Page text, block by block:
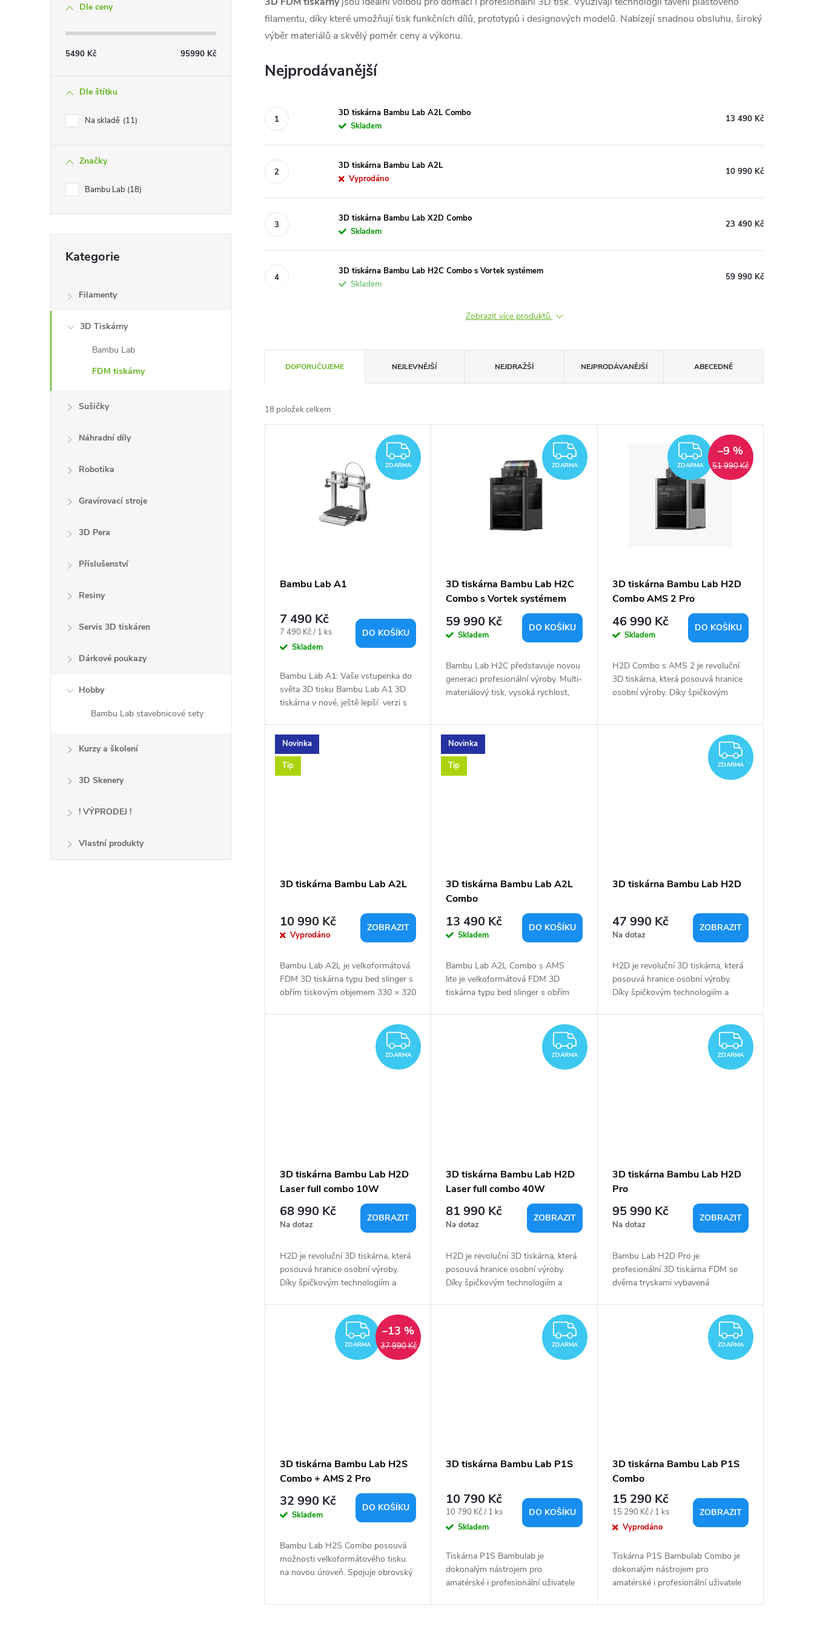
p
Dle ceny
5490 Kč 95990 Kč
Dle štítku
Na skladě 11
Značky
Bambu Lab 18
kategorie
Kategorie
Filamenty
3D Tiskárny
Bambu Lab
FDM tiskárny
Sušičky
Náhradní díly
Robotika
Gravírovací stroje
3D Pera
Příslušenství
Resiny
Servis 3D tiskáren
Dárkové poukazy
Hobby
Bambu Lab stavebnicové sety
Kurzy a školení
3D Skenery
! VÝPRODEJ !
Vlastní produkty
filamentu, díky které umožňují tisk funkčních dílů, prototypů i designových modelů. Nabízejí snadnou obsluhu, široký
výběr materiálů a skvělý poměr ceny a výkonu.
Nejprodávanější
3D tiskárna Bambu Lab A2L Combo
Skladem
13 490 Kč
3D tiskárna Bambu Lab A2L
Vyprodáno
10 990 Kč
3D tiskárna Bambu Lab X2D Combo
Skladem
23 490 Kč
3D tiskárna Bambu Lab H2C Combo s Vortek systémem
Skladem
59 990 Kč
Zobrazit více produktů
a
z
t
ů
DOPORUČUJEME NEJLEVNĚJŠÍ NEJDRAŽŠÍ NEJPRODÁVANĚJŠÍ ABECEDNĚ
18 položek celkem
k
ZDARMA
ZDARMA
Bambu Lab A1
7 490 Kč
Měrná
cena:
7 490 Kč / 1 ks
Skladem
DO KOŠÍKU
Bambu Lab A1: Vaše vstupenka do
světa 3D tisku Bambu Lab A1 3D
tiskárna v nové, ještě lepší verzi s
dostupná...
ZDARMA
ZDARMA
3D tiskárna Bambu Lab H2C
Combo s Vortek systémem
59 990 Kč
Skladem
DO KOŠÍKU
Bambu Lab H2C představuje novou
generaci profesionální výroby. Multi-
materiálový tisk, vysoká rychlost,
generace tiskáren...
ZDARMA
ZDARMA 51 990 Kč
–9 %
3D tiskárna Bambu Lab H2D
Combo AMS 2 Pro
46 990 Kč
Skladem
DO KOŠÍKU
H2D Combo s AMS 2 je revoluční
3D tiskárna, která posouvá hranice
osobní výroby. Díky špičkovým
Novinka
Tip
3D tiskárna Bambu Lab A2L
10 990 Kč
Vyprodáno
ZOBRAZIT
Bambu Lab A2L je velkoformátová
FDM 3D tiskárna typu bed slinger s
obřím tiskovým objemem 330 × 320
Novinka
Tip
3D tiskárna Bambu Lab A2L
Combo
13 490 Kč
Skladem
DO KOŠÍKU
Bambu Lab A2L Combo s AMS
lite je velkoformátová FDM 3D
tiskárna typu bed slinger s obřím
ZDARMA
3D tiskárna Bambu Lab H2D
47 990 Kč
Na dotaz
ZOBRAZIT
H2D je revoluční 3D tiskárna, která
posouvá hranice osobní výroby.
Díky špičkovým technologiím a
ZDARMA
ZDARMA
3D tiskárna Bambu Lab H2D
Laser full combo 10W
68 990 Kč
Na dotaz
ZOBRAZIT
H2D je revoluční 3D tiskárna, která
posouvá hranice osobní výroby.
Díky špičkovým technologiím a
ZDARMA
ZDARMA
3D tiskárna Bambu Lab H2D
Laser full combo 40W
81 990 Kč
Na dotaz
ZOBRAZIT
H2D je revoluční 3D tiskárna, která
posouvá hranice osobní výroby.
Díky špičkovým technologiím a
ZDARMA
3D tiskárna Bambu Lab H2D
Pro
95 990 Kč
Na dotaz
ZOBRAZIT
Bambu Lab H2D Pro je
profesionální 3D tiskárna FDM se
dvěma tryskami vybavená
ZDARMA
ZDARMA 37 990 Kč
–13 %
3D tiskárna Bambu Lab H2S
Combo + AMS 2 Pro
32 990 Kč
Skladem
DO KOŠÍKU
Bambu Lab H2S Combo posouvá
možnosti velkoformátového tisku
na novou úroveň. Spojuje obrovský
ZDARMA
ZDARMA
3D tiskárna Bambu Lab P1S
10 790 Kč
Měrná
cena:
10 790 Kč / 1 ks
Skladem
DO KOŠÍKU
Tiskárna P1S Bambulab je
dokonalým nástrojem pro
amatérské i profesionální uživatele
ZDARMA
3D tiskárna Bambu Lab P1S
Combo
15 290 Kč
Měrná
cena:
15 290 Kč / 1 ks
Vyprodáno
ZOBRAZIT
Tiskárna P1S Bambulab Combo je
dokonalým nástrojem pro
amatérské i profesionální uživatele